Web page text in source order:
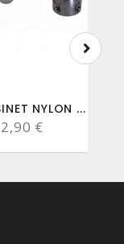
NYLON ...
2,90 €